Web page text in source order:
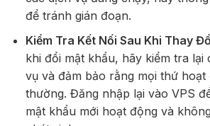
để tránh gián đoạn.
Kiểm Tra Kết Nối Sau Khi Thay
khi đổi mật khẩu, hãy kiểm tra lại
vụ và đảm bảo rằng mọi thứ hoạt
thường. Đăng nhập lại vào VPS
mật khẩu mới hoạt động và